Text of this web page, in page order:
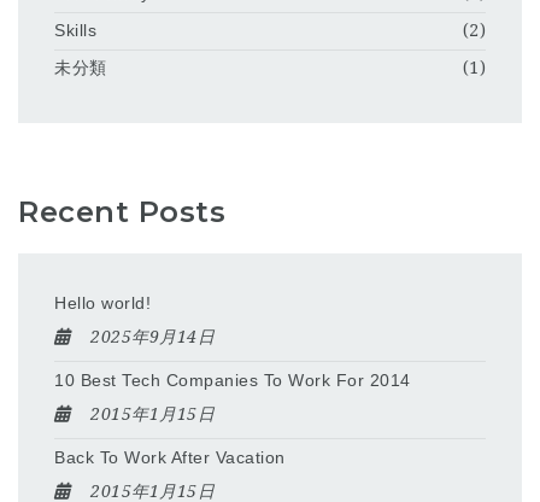
Skills
(2)
未分類
(1)
Recent Posts
Hello world!
2025年9月14日
10 Best Tech Companies To Work For 2014
2015年1月15日
Back To Work After Vacation
2015年1月15日